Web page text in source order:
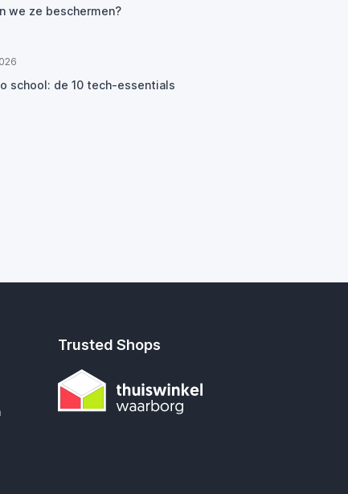
we ze beschermen?
school: de 10 tech-essentials
Trusted Shops